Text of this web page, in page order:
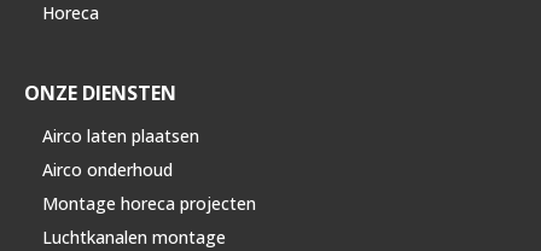
Horeca
ONZE DIENSTEN
Airco laten plaatsen
Airco onderhoud
Montage horeca projecten
Luchtkanalen montage